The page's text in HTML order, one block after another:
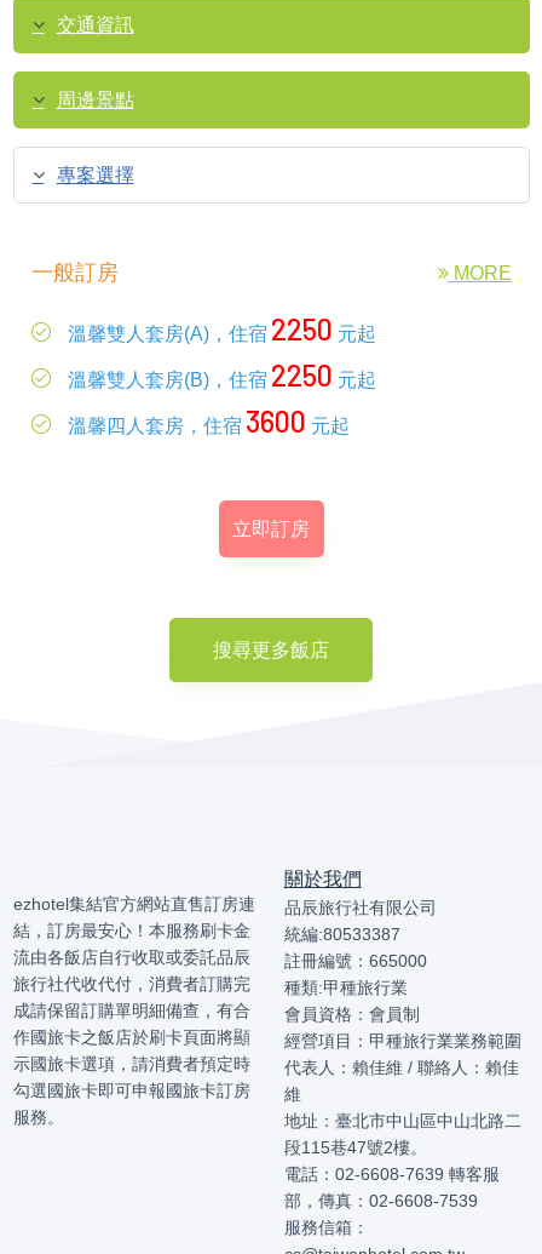
交通資訊
周邊景點
專案選擇
一般訂房 MORE
溫馨雙人套房(A)，住宿 2250 元起
溫馨雙人套房(B)，住宿 2250 元起
溫馨四人套房，住宿 3600 元起
立即訂房
搜尋更多飯店
ezhotel集結官方網站直售訂房連
結，訂房最安心！本服務刷卡金
流由各飯店自行收取或委託品辰
旅行社代收代付，消費者訂購完
成請保留訂購單明細備查，有合
作國旅卡之飯店於刷卡頁面將顯
示國旅卡選項，請消費者預定時
勾選國旅卡即可申報國旅卡訂房
服務。
關於我們
品辰旅行社有限公司
統編:80533387
註冊編號：665000
種類:甲種旅行業
會員資格：會員制
經營項目：甲種旅行業業務範圍
代表人：賴佳維 / 聯絡人：賴佳
維
地址：臺北市中山區中山北路二
段115巷47號2樓。
電話：02-6608-7639 轉客服
部，傳真：02-6608-7539
服務信箱：